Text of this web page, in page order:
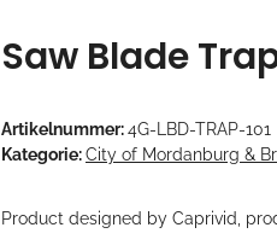
Saw Blade
Artikelnummer:4G-LBD-TRAP-101
Kategorie:City of Mordanburg &
Product designed by Caprivid,